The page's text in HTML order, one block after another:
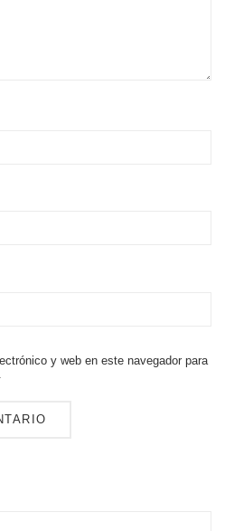
y web en este navegador para